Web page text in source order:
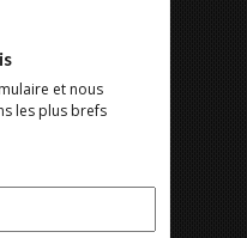
et nous
les plus brefs